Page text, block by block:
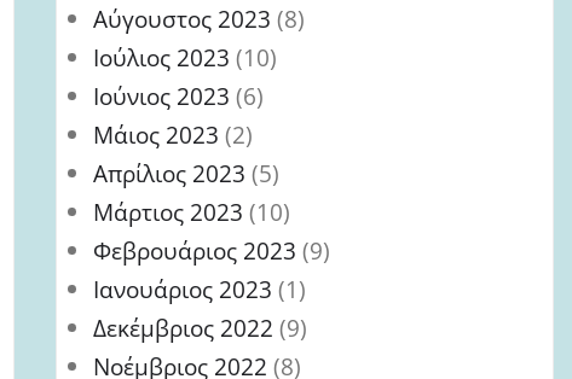
Αύγουστος 2023 (8)
Ιούλιος 2023 (10)
Ιούνιος 2023 (6)
Μάιος 2023 (2)
Απρίλιος 2023 (5)
Μάρτιος 2023 (10)
Φεβρουάριος 2023 (9)
Ιανουάριος 2023 (1)
Δεκέμβριος 2022 (9)
Νοέμβριος 2022 (8)